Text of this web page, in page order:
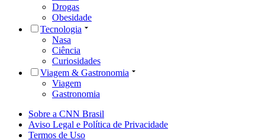
Drogas
Obesidade
Tecnologia
Nasa
Ciência
Curiosidades
Viagem & Gastronomia
Viagem
Gastronomia
Sobre a CNN Brasil
Aviso Legal e Política de Privacidade
Termos de Uso